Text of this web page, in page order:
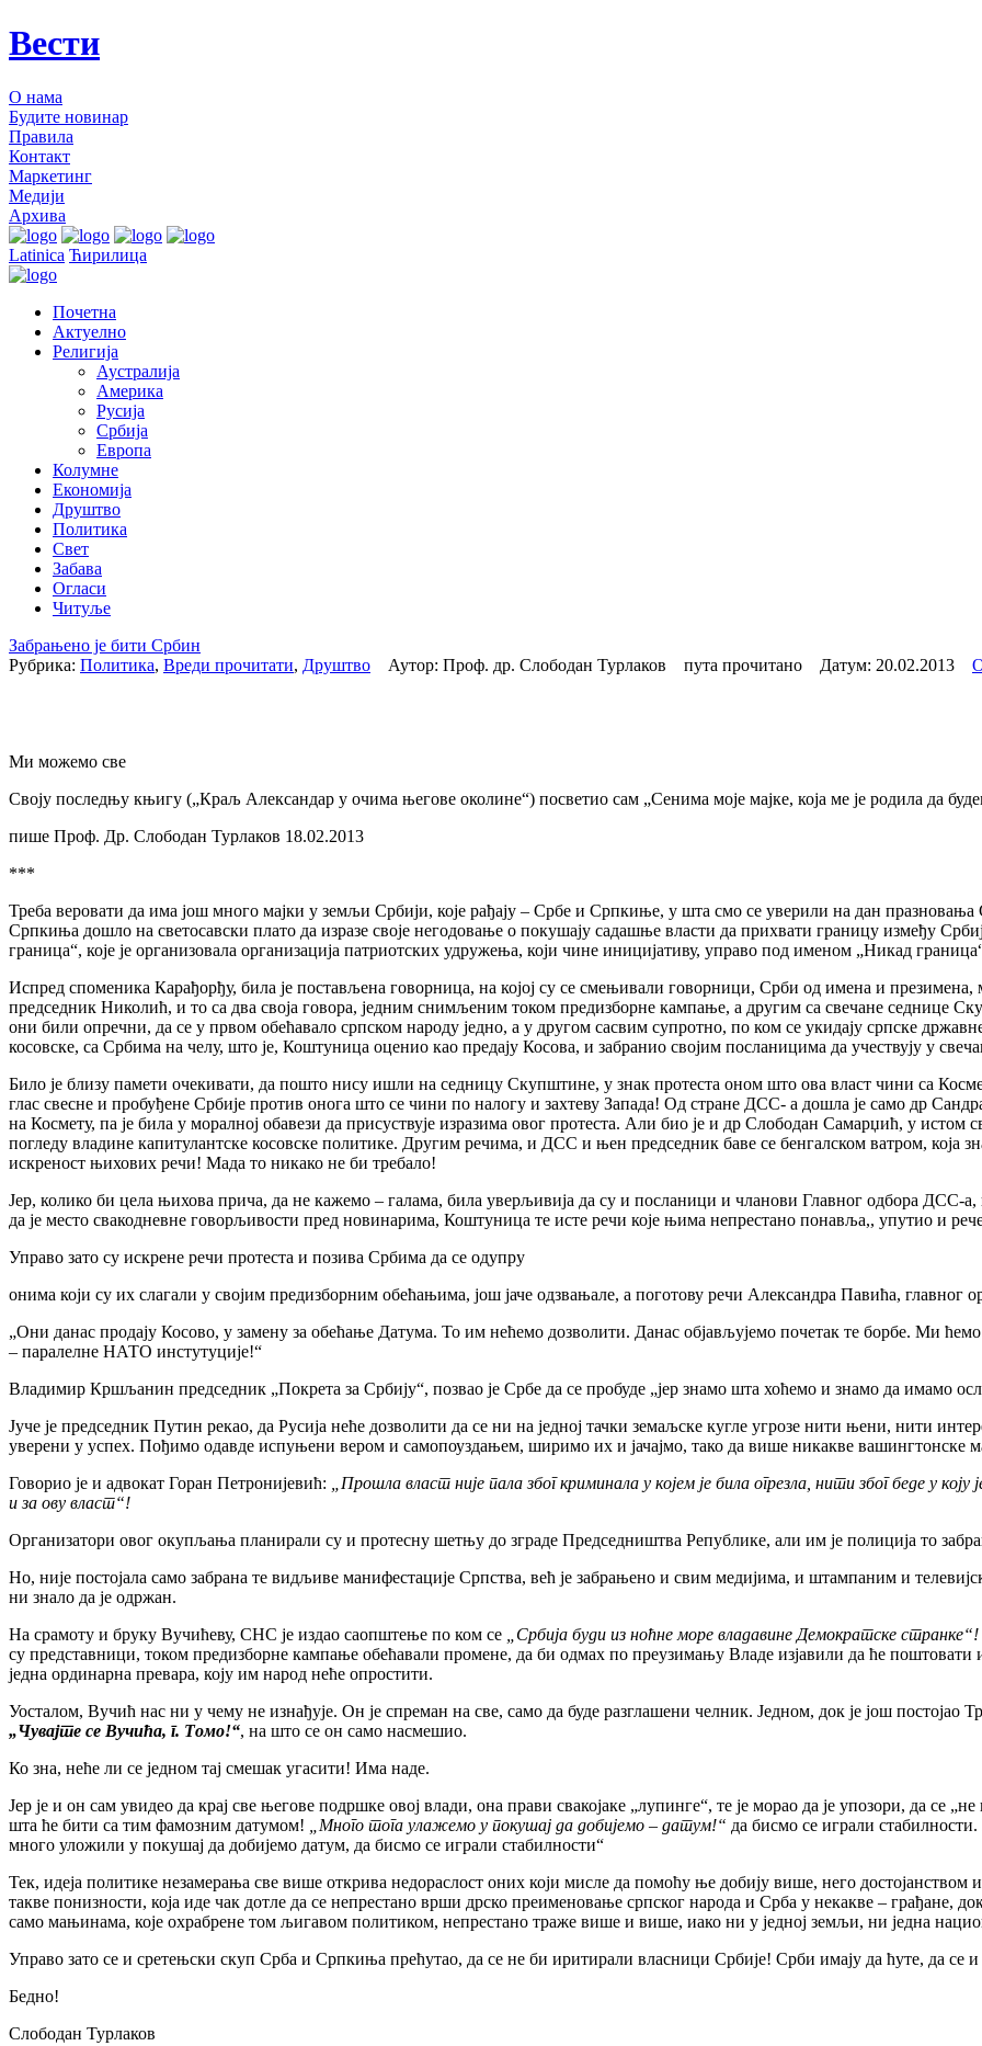
Вести
О нама
Будите новинар
Правила
Контакт
Маркетинг
Медији
Архива
Latinica Ћирилица
Почетна
Актуелно
Религија
Аустралија
Америка
Русија
Србија
Европа
Колумне
Економија
Друштво
Политика
Свет
Забава
Огласи
Читуље
Забрањено је бити Србин
Рубрика: Политика, Вреди прочитати, Друштво Аутор: Проф. др. Слободан Турлаков пута прочитано Датум: 20.02.2013
Ми можемо све
Своју последњу књигу („Краљ Александар у очима његове околине“) посветио сам „Сенима моје мајке, која ме је родила да
пише Проф. Др. Слободан Турлаков 18.02.2013
***
Треба веровати да има још много мајки у земљи Србији, које рађају – Србе и Српкиње, у шта смо се уверили на дан
Српкиња дошло на светосавски плато да изразе своје негодовање о покушају садашње власти да прихвати границу између
граница“, које је организовала организација патриотских удружења, који чине иницијативу, управо под именом „Никад
Испред споменика Карађорђу, била је постављена говорница, на којој су се смењивали говорници, Срби од имена и
председник Николић, и то са два своја говора, једним снимљеним током предизборне кампање, а другим са свечане седнице
они били опречни, да се у првом обећавало српском народу једно, а у другом сасвим супротно, по ком се укидају српске
косовске, са Србима на челу, што је, Коштуница оценио као предају Косова, и забранио својим посланицима да учествују у
Било је близу памети очекивати, да пошто нису ишли на седницу Скупштине, у знак протеста оном што ова власт чини са
глас свесне и пробуђене Србије против онога што се чини по налогу и захтеву Запада! Од стране ДСС- а дошла је само др
на Космету, па је била у моралној обавези да присуствује изразима овог протеста. Али био је и др Слободан Самарџић, у истом
погледу владине капитулантске косовске политике. Другим речима, и ДСС и њен председник баве се бенгалском ватром, која
искреност њихових речи! Мада то никако не би требало!
Јер, колико би цела њихова прича, да не кажемо – галама, била уверљивија да су и посланици и чланови Главног одбора ДСС-
да је место свакодневне говорљивости пред новинарима, Коштуница те исте речи које њима непрестано понавља,, упутио и
Управо зато су искрене речи протеста и позива Србима да се одупру
онима који су их слагали у својим предизборним обећањима, још јаче одзвањале, а поготову речи Александра Павића, главног
„Они данас продају Косово, у замену за обећање Датума. То им нећемо дозволити. Данас објављујемо почетак те борбе. Ми
– паралелне НАТО инстутуције!“
Владимир Кршљанин председник „Покрета за Србију“, позвао је Србе да се пробуде „јер знамо шта хоћемо и знамо да имамо
Јуче је председник Путин рекао, да Русија неће дозволити да се ни на једној тачки земаљске кугле угрозе нити њени, нити
уверени у успех. Пођимо одавде испуњени вером и самопоуздањем, ширимо их и јачајмо, тако да више никакве вашингтонске
Говорио је и адвокат Горан Петронијевић:
„Прошла власт није пала због криминала у којем је била огрезла, нити због беде у
и за ову власт“!
Организатори овог окупљања планирали су и протесну шетњу до зграде Председништва Републике, али им је полиција то
Но, није постојала само забрана те видљиве манифестације Српства, већ је забрањено и свим медијима, и штампаним и
ни знало да је одржан.
На срамоту и бруку Вучићеву, СНС је издао саопштење по ком се „Србија буди из ноћне море владавине Демократске странке“!
су представници, током предизборне кампање обећавали промене, да би одмах по преузимању Владе изјавили да ће поштовати
једна ординарна превара, коју им народ неће опростити.
Уосталом, Вучић нас ни у чему не изнађује. Он је спреман на све, само да буде разглашени челник. Једном, док је још
„Чувајте се Вучића, г. Томо!“, на што се он само насмешио.
Ко зна, неће ли се једном тај смешак угасити! Има наде.
Јер је и он сам увидео да крај све његове подршке овој влади, она прави свакојаке „лупинге“, те је морао да је упозори, да се
шта ће бити са тим фамозним датумом!
„Много тога улажемо у покушај да добијемо – датум!“ да бисмо се играли
много уложили у покушај да добијемо датум, да бисмо се играли стабилности“
Тек, идеја политике незамерања све више открива недораслост оних који мисле да помоћу ње добију више, него
такве понизности, која иде чак дотле да се непрестано врши дрско преименовање српског народа и Срба у некакве – грађане,
само мањинама, које охрабрене том љигавом политиком, непрестано траже више и више, иако ни у једној земљи, ни једна
Управо зато се и сретењски скуп Срба и Српкиња прећутао, да се не би иритирали власници Србије! Срби имају да ћуте, да се и
Бедно!
Слободан Турлаков